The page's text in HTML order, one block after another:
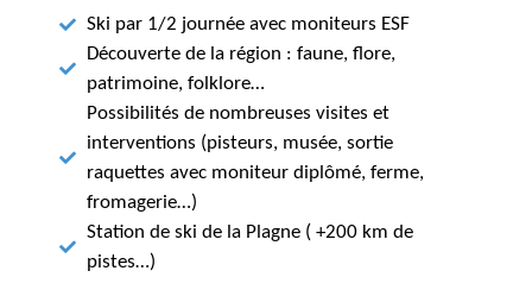
Ski par 1/2 journée avec moniteurs ESF
Découverte de la région : faune, flore,
patrimoine, folklore…
Possibilités de nombreuses visites et
interventions (pisteurs, musée, sortie
raquettes avec moniteur diplômé, ferme,
fromagerie…)
Station de ski de la Plagne ( +200 km de
pistes…)